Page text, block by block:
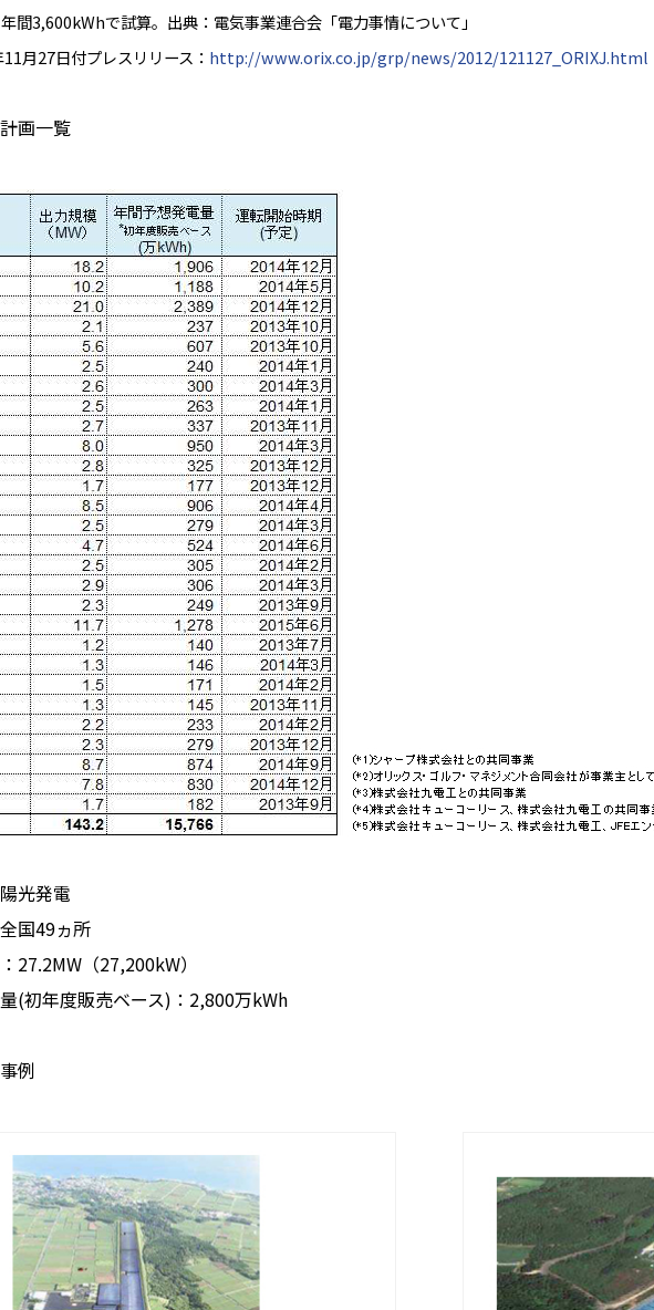
年間3,600kWhで試算。出典：電気事業連合会「電力事情について」
11月27日付プレスリリース： http://www.orix.co.jp/grp/news/2012/121127_ORIXJ.html
画一覧
光発電
国49ヵ所
27.2MW（27,200kW）
(初年度販売ベース)：2,800万kWh
例